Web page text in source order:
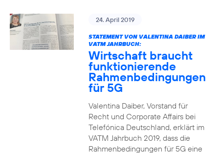
24. April 2019
STATEMENT VON VALENTINA DAIBER IM
VATM JAHRBUCH:
Wirtschaft braucht
funktionierende
Rahmenbedingungen
für 5G
Valentina Daiber, Vorstand für
Recht und Corporate Affairs bei
Telefónica Deutschland, erklärt im
VATM Jahrbuch 2019, dass die
Rahmenbedingungen für 5G eine